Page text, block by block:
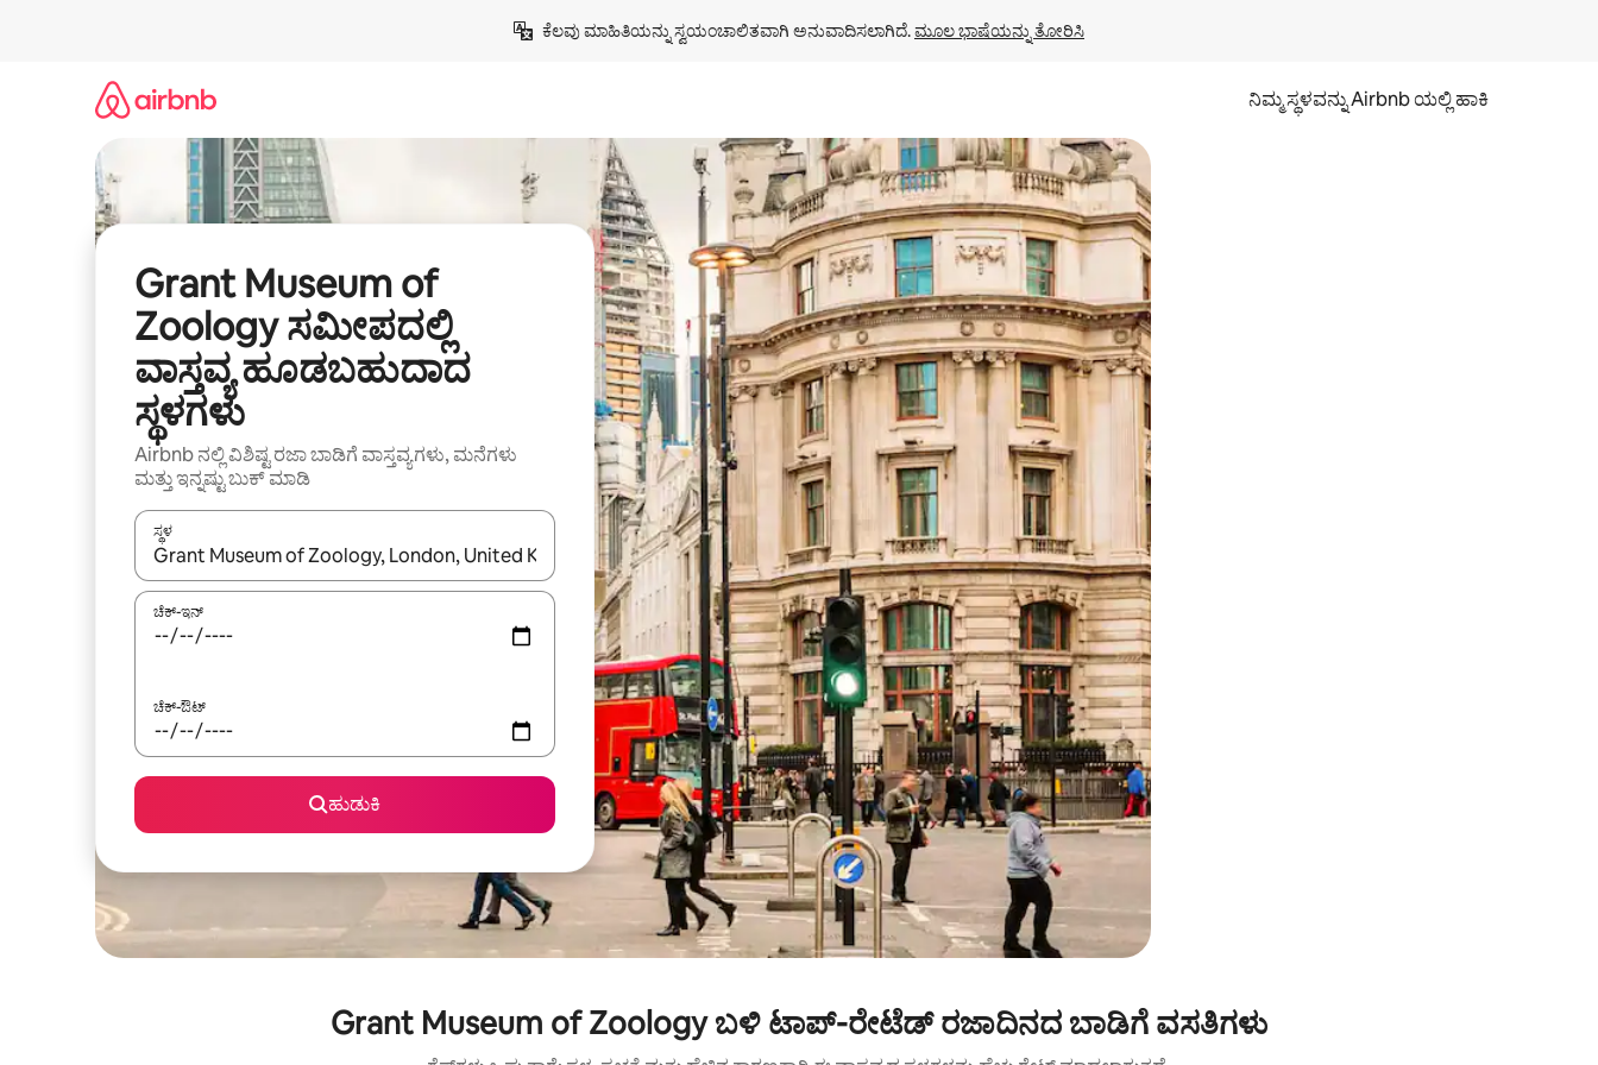
ಕೆಲವು ಮಾಹಿತಿಯನ್ನು ಸ್ವಯಂಚಾಲಿತವಾಗಿ ಅನುವಾದಿಸಲಾಗಿದೆ. ಮೂಲ ಭಾಷೆಯನ್ನು ತೋರಿಸಿ
ನಿಮ್ಮ ಸ್ಥಳವನ್ನು Airbnb ಯಲ್ಲಿ ಹಾಕಿ
Grant Museum of
Zoology ಸಮೀಪದಲ್ಲಿ
ವಾಸ್ತವ್ಯ ಹೂಡಬಹುದಾದ
ಸ್ಥಳಗಳು
Airbnb ನಲ್ಲಿ ವಿಶಿಷ್ಟ ರಜಾ ಬಾಡಿಗೆ ವಾಸ್ತವ್ಯಗಳು, ಮನೆಗಳು
ಮತ್ತು ಇನ್ನಷ್ಟು ಬುಕ್ ಮಾಡಿ
ಸ್ಥಳ
ಫಲಿತಾಂಶಗಳು ಲಭ್ಯವಿರುವಾಗ, ಅಪ್ ಮತ್ತು ಡೌನ್ ಬಾಣದ ಕೀಲಿಗಳೊಂದಿಗೆ ನ್ಯಾವಿಗೇಟ್ ಮಾಡಿ ಅಥವಾ ಸ್ಪರ್ಶ ಅಥವಾ ಸ್ವೈಪ್ ಗೆಸ್ಚರ್‌ಗಳ ಮೂಲಕ ಅನ್ವೇಷಿಸಿ.
ಚೆಕ್-ಇನ್
ಚೆಕ್-ಔಟ್
ಹುಡುಕಿ
Grant Museum of Zoology ಬಳಿ ಟಾಪ್-ರೇಟೆಡ್ ರಜಾದಿನದ ಬಾಡಿಗೆ ವಸತಿಗಳು